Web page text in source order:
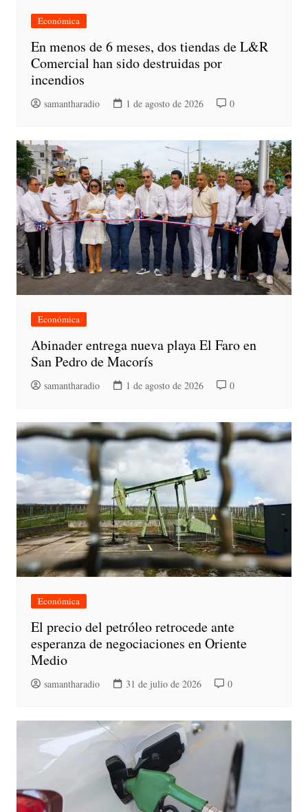
Económica
En menos de 6 meses, dos tiendas de L&R
Comercial han sido destruidas por
incendios
samantharadio 1 de agosto de 2026 0
Económica
Abinader entrega nueva playa El Faro en
San Pedro de Macorís
samantharadio 1 de agosto de 2026 0
Económica
El precio del petróleo retrocede ante
esperanza de negociaciones en Oriente
Medio
samantharadio 31 de julio de 2026 0